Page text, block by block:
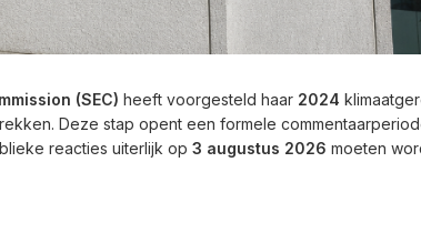
(SEC) heeft voorgesteld haar 2024
Deze stap opent een formele
reacties uiterlijk op 3 augustus 2026 moeten